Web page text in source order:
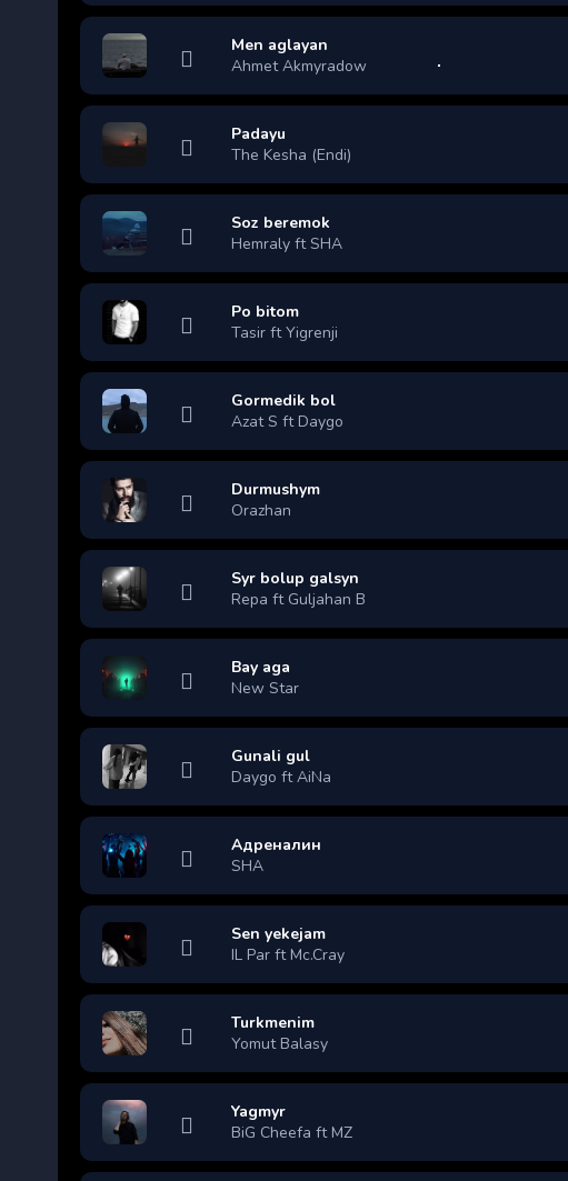
Men aglayan
Ahmet Akmyradow
Padayu
The Kesha (Endi)
Soz beremok
Hemraly ft SHA
Po bitom
Tasir ft Yigrenji
Gormedik bol
Azat S ft Daygo
Durmushym
Orazhan
Syr bolup galsyn
Repa ft Guljahan B
Bay aga
New Star
Gunali gul
Daygo ft AiNa
Адреналин
SHA
Sen yekejam
IL Par ft Mc.Cray
Turkmenim
Yomut Balasy
Yagmyr
BiG Cheefa ft MZ